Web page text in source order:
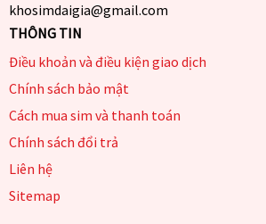
khosimdaigia@gmail.com
THÔNG TIN
Điều khoản và điều kiện giao dịch
Chính sách bảo mật
Cách mua sim và thanh toán
Chính sách đổi trả
Liên hệ
Sitemap